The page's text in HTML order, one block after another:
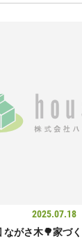
2025.07.18
がさ木🌳家づ